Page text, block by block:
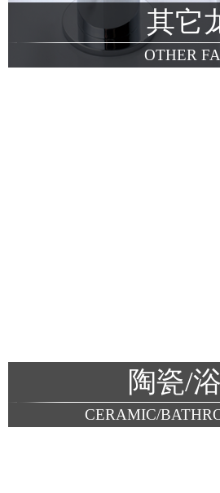
其它
OTHER
陶瓷/
CERAMIC/